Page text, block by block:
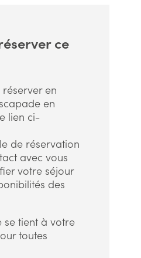
ce
en
en
lien ci-
de réservation
avec vous
votre séjour
des
se tient à votre
toutes